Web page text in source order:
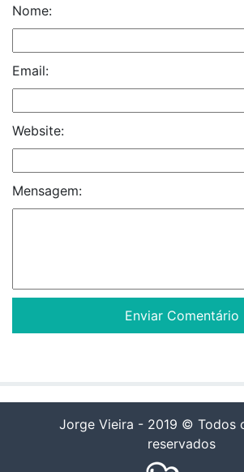
Nome:
Email:
Website:
Mensagem:
Jorge Vieira - 2019 © Todos
reservados